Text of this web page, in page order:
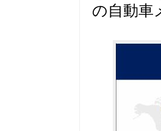
の自動車